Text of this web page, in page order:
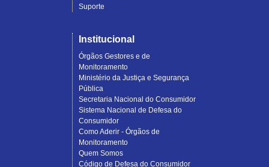
Suporte
Institucional
Órgãos Gestores e de
Monitoramento
Ministério da Justiça e Segurança
Pública
Secretaria Nacional do Consumidor
Sistema Nacional de Defesa do
Consumidor
Como Aderir - Órgãos de
Monitoramento
Quem Somos
Código de Defesa do Consumidor